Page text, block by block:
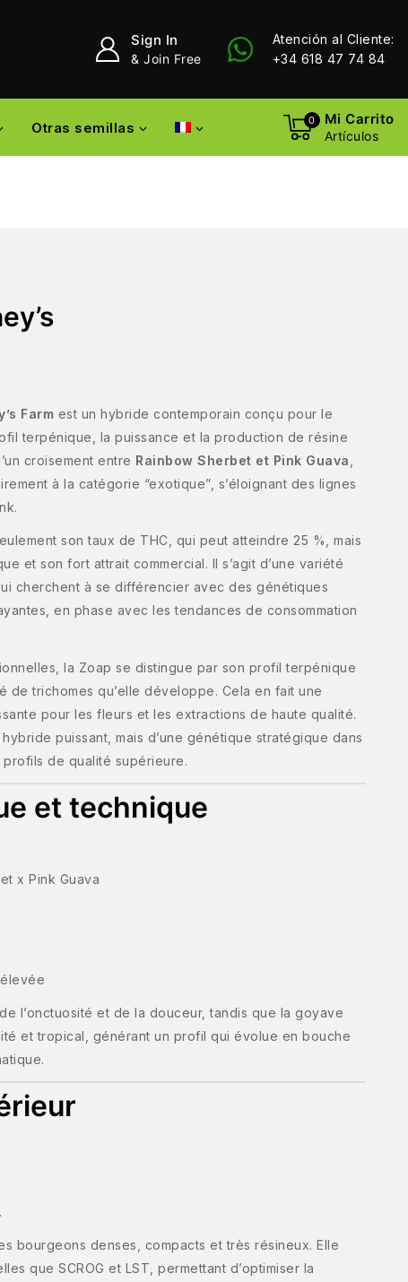
Sign In
& Join Free
Atención al Cliente:
+34 618 47 74 84
Otras semillas 0 Mi Carrito
Artículos
Farm est un hybride contemporain conçu pour le
terpénique, la puissance et la production de résine
croisement entre Rainbow Sherbet et Pink Guava
à la catégorie “exotique”, s’éloignant des lignes
son taux de THC, qui peut atteindre 25 %, mais
et son fort attrait commercial. Il s’agit d’une variété
cherchent à se différencier avec des génétiques
en phase avec les tendances de consommation
la Zoap se distingue par son profil terpénique
de trichomes qu’elle développe. Cela en fait une
pour les fleurs et les extractions de haute qualité.
hybride puissant, mais d’une génétique stratégique dans
de qualité supérieure.
et technique
x Pink Guava
l’onctuosité et de la douceur, tandis que la goyave
et tropical, générant un profil qui évolue en bouche
bourgeons denses, compacts et très résineux. Elle
que SCROG et LST, permettant d’optimiser la